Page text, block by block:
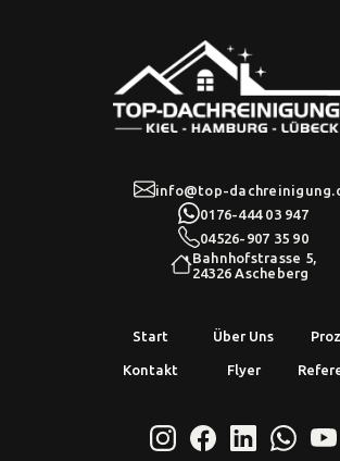
info@top-
0176-444 03 947
04526-907 35 90
Bahnhofstrasse 5,
24326 Ascheberg
Start Über Uns
Kontakt Flyer